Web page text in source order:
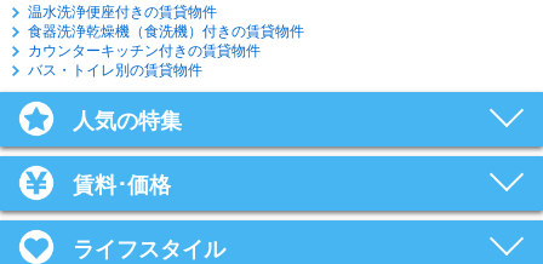
温水洗浄便座付きの賃貸物件
食器洗浄乾燥機（食洗機）付きの賃貸物件
カウンターキッチン付きの賃貸物件
バス・トイレ別の賃貸物件
人気の特集
賃料･価格
ライフスタイル